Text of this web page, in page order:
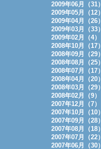
2009年06月（31）
2009年05月（12）
2009年04月（26）
2009年03月（33）
2009年02月（4）
2008年10月（17）
2008年09月（29）
2008年08月（25）
2008年07月（17）
2008年04月（20）
2008年03月（29）
2008年02月（9）
2007年12月（7）
2007年10月（10）
2007年09月（28）
2007年08月（18）
2007年07月（22）
2007年06月（30）